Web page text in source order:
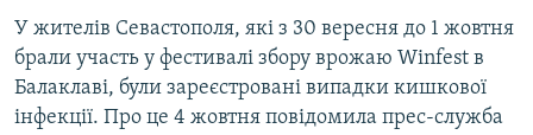
Усі сайти RFE/RL
У жителів Севастополя, які з 30 вересня до 1 жовтня
брали участь у фестивалі збору врожаю Winfest в
Балаклаві, були зареєстровані випадки кишкової
інфекції. Про це 4 жовтня повідомила прес-служба